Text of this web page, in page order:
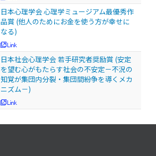
日本心理学会 心理学ミュージアム最優秀作
品賞 (他人のためにお金を使う方が幸せに
なる)
日本社会心理学会 若手研究者奨励賞 (安定
を望む心がもたらす社会の不安定－不況の
知覚が集団内分裂・集団間紛争を導くメカ
ニズム－)